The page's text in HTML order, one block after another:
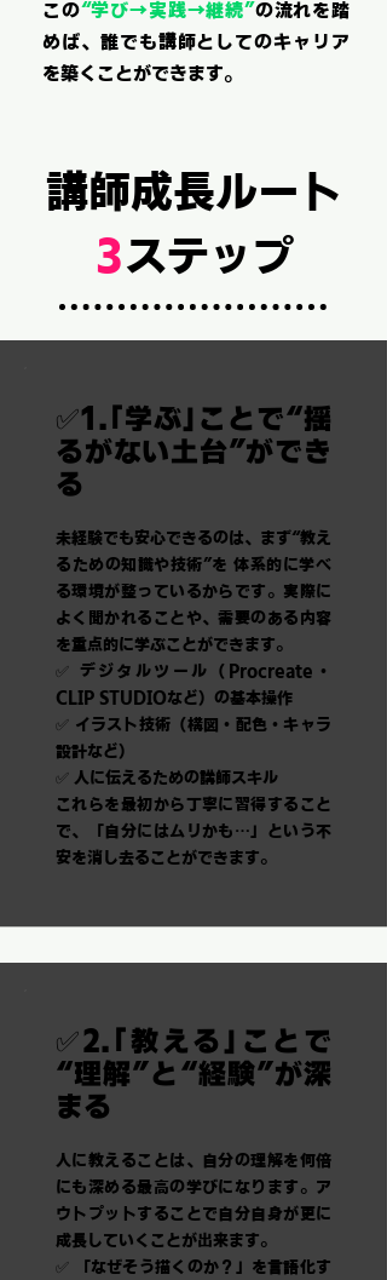
この“学び→実践→継続”の流れを踏
めば、誰でも講師としてのキャリア
を築くことができます。
講師成長ルート
3ステップ
✅1.「学ぶ」ことで“揺
るがない土台”ができ
る
未経験でも安心できるのは、まず“教え
るための知識や技術”を 体系的に学べ
る環境が整っているからです。実際に
よく聞かれることや、需要のある内容
を重点的に学ぶことができます。
✅ デジタルツール（Procreate・
CLIP STUDIOなど）の基本操作
✅ イラスト技術（構図・配色・キャラ
設計など）
✅ 人に伝えるための講師スキル
これらを最初から丁寧に習得すること
で、「自分にはムリかも…」という不
安を消し去ることができます。
✅2.「教える」ことで
“理解”と“経験”が深
まる
人に教えることは、自分の理解を何倍
にも深める最高の学びになります。ア
ウトプットすることで自分自身が更に
成長していくことが出来ます。
✅ 「なぜそう描くのか？」を言語化す